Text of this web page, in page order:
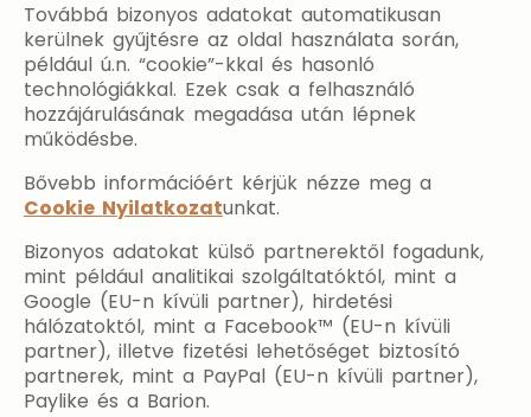
Továbbá bizonyos adatokat automatikusan
kerülnek gyűjtésre az oldal használata során,
például ú.n. “cookie”-kkal és hasonló
technológiákkal. Ezek csak a felhasználó
hozzájárulásának megadása után lépnek
működésbe.
Bővebb információért kérjük nézze meg a
Cookie Nyilatkozatunkat.
Bizonyos adatokat külső partnerektől fogadunk,
mint például analitikai szolgáltatóktól, mint a
Google (EU-n kívüli partner), hirdetési
hálózatoktól, mint a Facebook™ (EU-n kívüli
partner), illetve fizetési lehetőséget biztosító
partnerek, mint a PayPal (EU-n kívüli partner),
Paylike és a Barion.